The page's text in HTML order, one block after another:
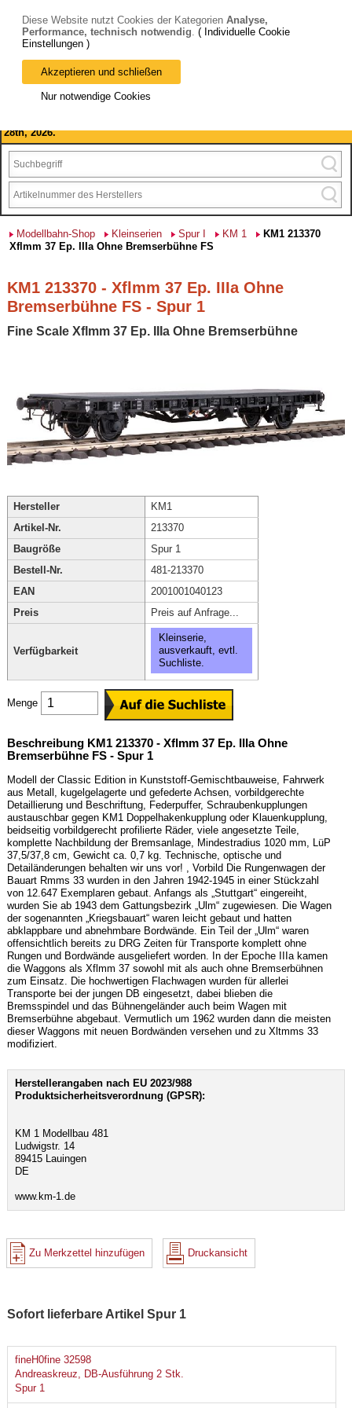
Bitte beachten Sie: wir machen Betriebsferien, vom 03. bis 28.
August 2026 haben wir geschlossen.
28th, 2026.
Modellbahn-Shop Kleinserien Spur I KM 1
KM1 213370
Xflmm 37 Ep. IIIa Ohne Bremserbühne FS
KM1 213370 - Xflmm 37 Ep. IIIa Ohne
Bremserbühne FS - Spur 1
Fine Scale Xflmm 37 Ep. IIIa Ohne Bremserbühne
Hersteller
KM1
Artikel-Nr.
213370
Baugröße
Spur 1
Bestell-Nr.
481-213370
EAN
2001001040123
Preis
Preis auf Anfrage...
Verfügbarkeit
Kleinserie,
ausverkauft, evtl.
Suchliste.
Menge
Beschreibung KM1 213370 - Xflmm 37 Ep. IIIa Ohne
Bremserbühne FS - Spur 1
Modell der Classic Edition in Kunststoff-Gemischtbauweise, Fahrwerk
aus Metall, kugelgelagerte und gefederte Achsen, vorbildgerechte
Detaillierung und Beschriftung, Federpuffer, Schraubenkupplungen
austauschbar gegen KM1 Doppelhakenkupplung oder Klauenkupplung,
beidseitig vorbildgerecht profilierte Räder, viele angesetzte Teile,
komplette Nachbildung der Bremsanlage, Mindestradius 1020 mm, LüP
37,5/37,8 cm, Gewicht ca. 0,7 kg. Technische, optische und
Detailänderungen behalten wir uns vor! , Vorbild Die Rungenwagen der
Bauart Rmms 33 wurden in den Jahren 1942-1945 in einer Stückzahl
von 12.647 Exemplaren gebaut. Anfangs als „Stuttgart“ eingereiht,
wurden Sie ab 1943 dem Gattungsbezirk „Ulm“ zugewiesen. Die Wagen
der sogenannten „Kriegsbauart“ waren leicht gebaut und hatten
abklappbare und abnehmbare Bordwände. Ein Teil der „Ulm“ waren
offensichtlich bereits zu DRG Zeiten für Transporte komplett ohne
Rungen und Bordwände ausgeliefert worden. In der Epoche IIIa kamen
die Waggons als Xflmm 37 sowohl mit als auch ohne Bremserbühnen
zum Einsatz. Die hochwertigen Flachwagen wurden für allerlei
Transporte bei der jungen DB eingesetzt, dabei blieben die
Bremsspindel und das Bühnengeländer auch beim Wagen mit
Bremserbühne abgebaut. Vermutlich um 1962 wurden dann die meisten
dieser Waggons mit neuen Bordwänden versehen und zu Xltmms 33
modifiziert.
Herstellerangaben nach EU 2023/988
Produktsicherheitsverordnung (GPSR):
KM 1 Modellbau 481
Ludwigstr. 14
89415 Lauingen
DE
www.km-1.de
Zu Merkzettel hinzufügen Druckansicht
Sofort lieferbare Artikel Spur 1
fineH0fine 32598
Andreaskreuz, DB-Ausführung 2 Stk.
Spur 1
Diese Website nutzt Cookies der Kategorien Analyse,
Performance, technisch notwendig. ( Individuelle Cookie
Einstellungen )
Akzeptieren und schließen
Nur notwendige Cookies